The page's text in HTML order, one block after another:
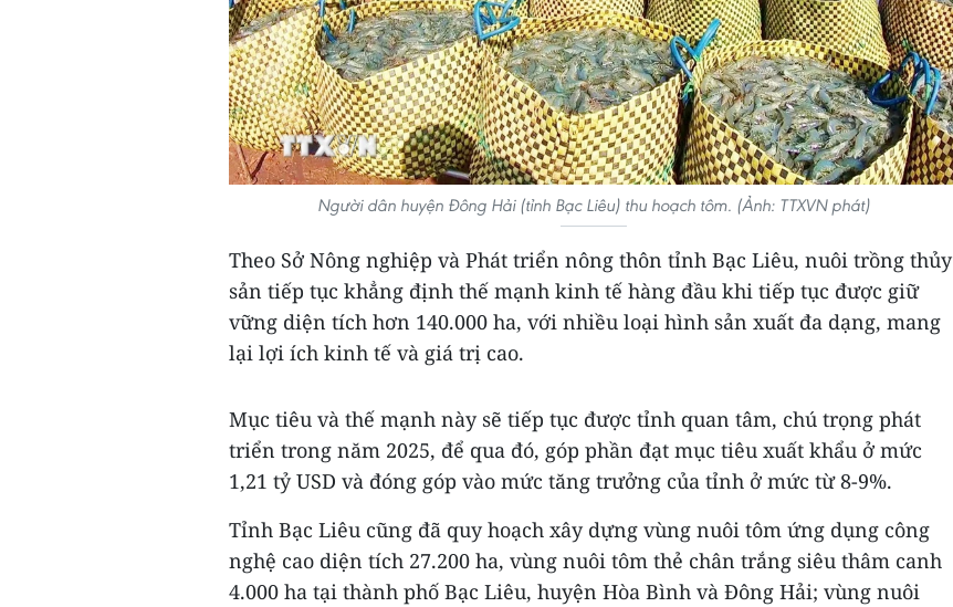
Người dân huyện Đông Hải (tỉnh Bạc Liêu) thu hoạch tôm. (Ảnh: TTXVN phát)
Theo Sở Nông nghiệp và Phát triển nông thôn tỉnh Bạc Liêu, nuôi trồng thủy
sản tiếp tục khẳng định thế mạnh kinh tế hàng đầu khi tiếp tục được giữ
vững diện tích hơn 140.000 ha, với nhiều loại hình sản xuất đa dạng, mang
lại lợi ích kinh tế và giá trị cao.
Mục tiêu và thế mạnh này sẽ tiếp tục được tỉnh quan tâm, chú trọng phát
triển trong năm 2025, để qua đó, góp phần đạt mục tiêu xuất khẩu ở mức
1,21 tỷ USD và đóng góp vào mức tăng trưởng của tỉnh ở mức từ 8-9%.
Tỉnh Bạc Liêu cũng đã quy hoạch xây dựng vùng nuôi tôm ứng dụng công
nghệ cao diện tích 27.200 ha, vùng nuôi tôm thẻ chân trắng siêu thâm canh
4.000 ha tại thành phố Bạc Liêu, huyện Hòa Bình và Đông Hải; vùng nuôi